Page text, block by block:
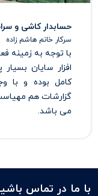
حسابدار کاشی و
سرکار خانم هاشم زاده
با توجه به زمینه
افزار سایان بسیار
کامل بوده و با
گزارشات هم
می باشد.
با ما در تماس